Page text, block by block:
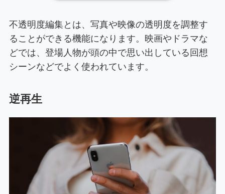
不透明度編集とは、写真や映像の透明度を調整す
ることができる機能になります。映画やドラマな
どでは、登場人物が頭の中で思い出している回想
シーンなどでよく使われています。
逆再生